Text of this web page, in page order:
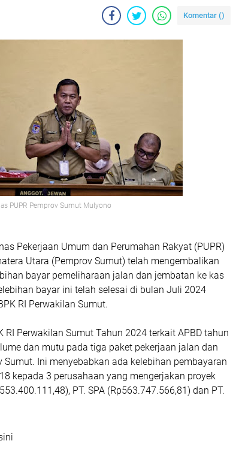
Komentar ()
PUPR Pemprov Sumut Mulyono
Pekerjaan Umum dan Perumahan Rakyat (PUPR)
Utara (Pemprov Sumut) telah mengembalikan
bayar pemeliharaan jalan dan jembatan ke kas
bayar ini telah selesai di bulan Juli 2024
RI Perwakilan Sumut.
RI Perwakilan Sumut Tahun 2024 terkait APBD tahun
dan mutu pada tiga paket pekerjaan jalan dan
Sumut. Ini menyebabkan ada kelebihan pembayaran
kepada 3 perusahaan yang mengerjakan proyek
PT. SPA (Rp563.747.566,81) dan PT.